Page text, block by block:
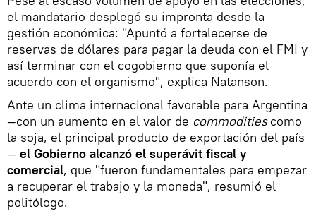
el mandatario desplegó su impronta desde la
gestión económica: "Apuntó a fortalecerse de
reservas de dólares para pagar la deuda con el FMI y
así terminar con el cogobierno que suponía el
acuerdo con el organismo", explica Natanson.
Ante un clima internacional favorable para Argentina
—con un aumento en el valor de commoditiescomo
la soja, el principal producto de exportación del país
— el Gobierno alcanzó el superávit fiscal y
comercial, que "fueron fundamentales para empezar
a recuperar el trabajo y la moneda", resumió el
politólogo.